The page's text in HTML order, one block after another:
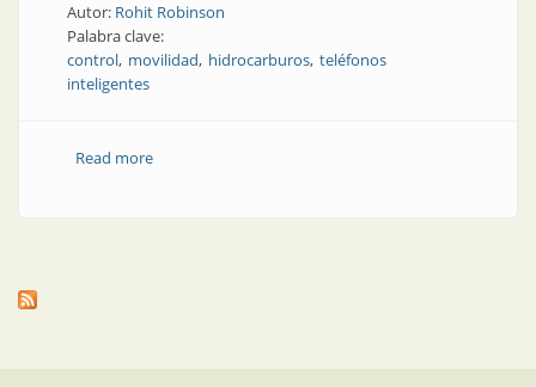
Autor: Rohit Robinson
Palabra clave:
control movilidad hidrocarburos teléfonos
inteligentes
Read moreabout Instrumentación de campo | Teléfonos